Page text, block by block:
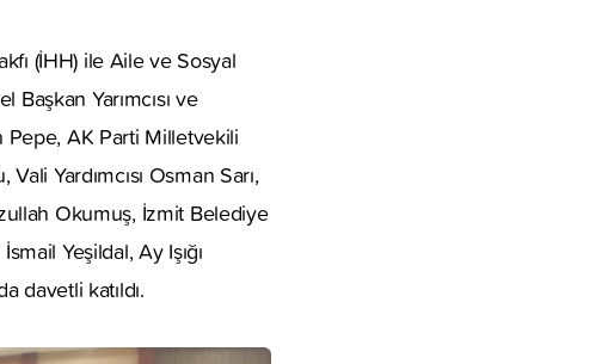
(İHH) ile Aile ve Sosyal
Yarımcısı ve
AK Parti Milletvekili
Yardımcısı Osman Sarı,
Okumuş, İzmit Belediye
Yeşildal, Ay Işığı
davetli katıldı.